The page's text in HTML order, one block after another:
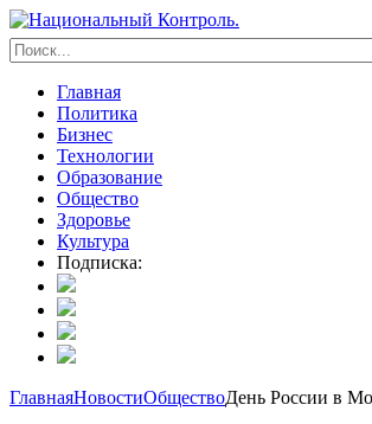
Главная
Политика
Бизнес
Технологии
Образование
Общество
Здоровье
Культура
Подписка:
ГлавнаяНовостиОбществоДень России в